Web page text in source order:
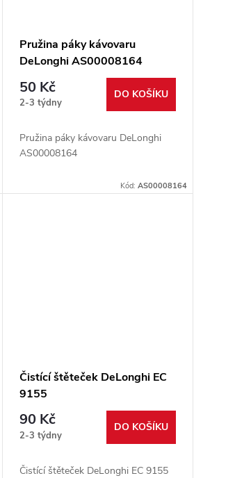
Pružina páky kávovaru
DeLonghi AS00008164
50 Kč
2-3 týdny
DO KOŠÍKU
Pružina páky kávovaru DeLonghi
AS00008164
Kód: AS00008164
Čistící štěteček DeLonghi EC
9155
90 Kč
2-3 týdny
DO KOŠÍKU
Čistící štěteček DeLonghi EC 9155